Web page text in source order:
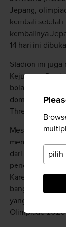
Jepang,
kembali setelah
kembalinya
14 hari ini
Stadion ini juga
Kejuaraan
bola dan rugby,
domestik.
Three Tenors
Meskipun kaya
memiliki
dari 60.000,
penonton, dan
Karena itulah
bangunan
yang layak
Olimpiade